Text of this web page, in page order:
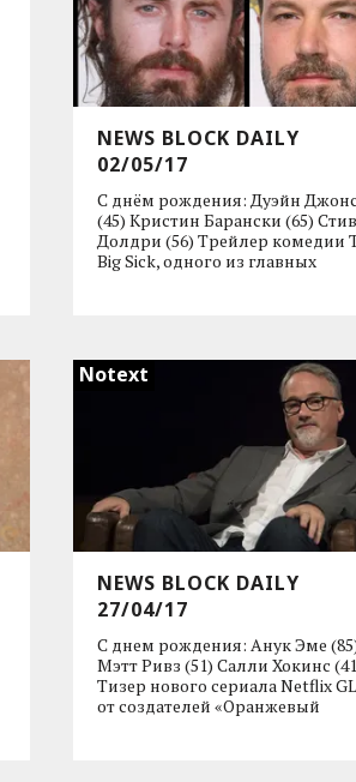
NEWS BLOCK DAILY
02/05/17
С днём рождения: Дуэйн
(45) Кристин Барански (65)
Долдри (56) Трейлер комедии
Big Sick, одного из главных
Notext
NEWS BLOCK DAILY
27/04/17
С днем рождения: Анук Эме
Мэтт Ривз (51) Салли Хокинс
Тизер нового сериала Netflix
от создателей «Оранжевый